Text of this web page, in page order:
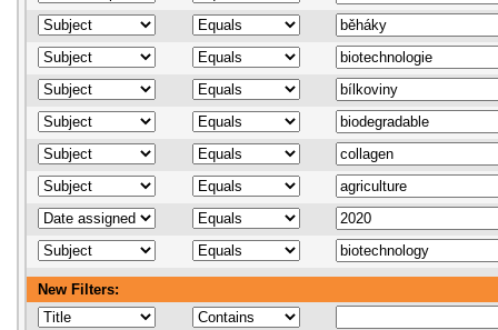
New Filters: